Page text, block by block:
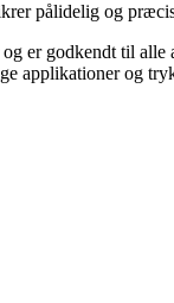
pålidelig og
er godkendt til
og